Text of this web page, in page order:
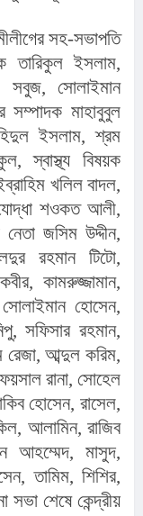
সহ-সভাপতি
তারিকুল ইসলাম,
সবুজ, সোলাইমান
মাহাবুবুল
ইসলাম, শ্রম
স্বাস্থ্য বিষয়ক
খলিল বাদল,
শওকত আলী,
জসিম উদ্দীন,
রহমান টিটো,
কামরুজ্জামান,
হোসেন,
সফিসার রহমান,
রেজা, আব্দুল করিম,
রানা, সোহেল
হোসেন, রাসেল,
আলামিন, রাজিব
আহম্মেদ, মাসুদ,
তামিম, শিশির,
শেষে কেন্দ্রীয়